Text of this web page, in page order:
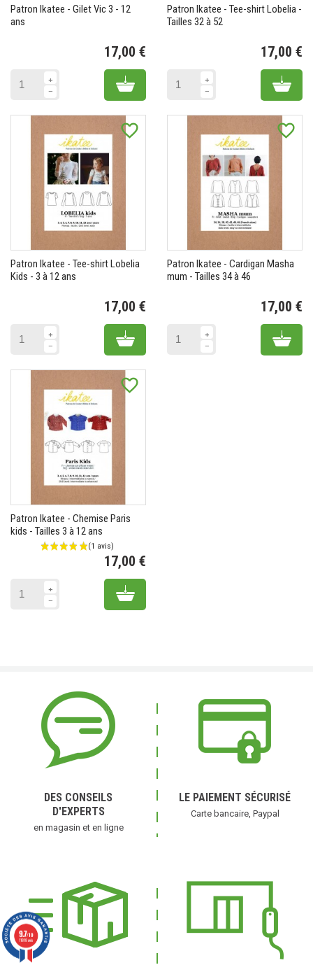
Patron Ikatee - Gilet Vic 3 - 12
ans
17,00 €
Add to cart
Patron Ikatee - Tee-shirt Lobelia -
Tailles 32 à 52
17,00 €
Add
favorite_border
Patron Ikatee - Tee-shirt Lobelia
Kids - 3 à 12 ans
17,00 €
Add to cart
favorite_border
Patron Ikatee - Cardigan Masha
mum - Tailles 34 à 46
17,00 €
Add
favorite_border
Patron Ikatee - Chemise Paris
kids - Tailles 3 à 12 ans
17,00 €
Add to cart
DES CONSEILS
D'EXPERTS
en magasin et en ligne
LE PAIEMENT SÉCURISÉ
Carte bancaire, Paypal
9.7/10
11818 avis